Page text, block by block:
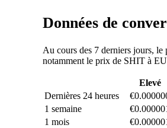
Données de
Au cours des 7 derniers jours,
notamment le prix de SHIT à
Elevé
Dernières 24 heures
1 semaine
1 mois